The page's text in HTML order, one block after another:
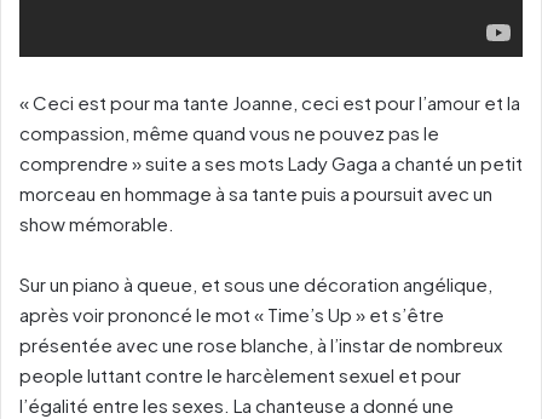
« Ceci est pour ma tante Joanne, ceci est pour l’amour et la
compassion, même quand vous ne pouvez pas le
comprendre » suite a ses mots Lady Gaga a chanté un petit
morceau en hommage à sa tante puis a poursuit avec un
show mémorable.
Sur un piano à queue, et sous une décoration angélique,
après voir prononcé le mot « Time’s Up » et s’être
présentée avec une rose blanche, à l’instar de nombreux
people luttant contre le harcèlement sexuel et pour
l’égalité entre les sexes. La chanteuse a donné une